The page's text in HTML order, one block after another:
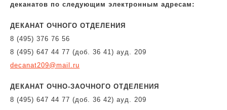
деканатов по следующим электронным адресам:
ДЕКАНАТ ОЧНОГО ОТДЕЛЕНИЯ
8 (495) 376 76 56
8 (495) 647 44 77 (доб. 36 41) ауд. 209
decanat209@mail.ru
ДЕКАНАТ ОЧНО-ЗАОЧНОГО ОТДЕЛЕНИЯ
8 (495) 647 44 77 (доб. 36 42) ауд. 209